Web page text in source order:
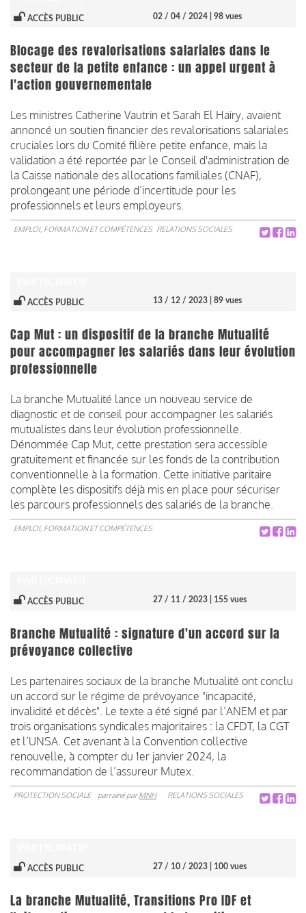
ACCÈS PUBLIC 02 / 04 / 2024 | 98 vues
Blocage des revalorisations salariales dans le
secteur de la petite enfance : un appel urgent à
l'action gouvernementale
Les ministres Catherine Vautrin et Sarah El Haïry, avaient
annoncé un soutien financier des revalorisations salariales
cruciales lors du Comité filière petite enfance, mais la
validation a été reportée par le Conseil d'administration de
la Caisse nationale des allocations familiales (CNAF),
prolongeant une période d’incertitude pour les
professionnels et leurs employeurs.
EMPLOI, FORMATION ET COMPÉTENCES RELATIONS SOCIALES
ACCÈS PUBLIC 13 / 12 / 2023 | 89 vues
Cap Mut : un dispositif de la branche Mutualité
pour accompagner les salariés dans leur évolution
professionnelle
La branche Mutualité lance un nouveau service de
diagnostic et de conseil pour accompagner les salariés
mutualistes dans leur évolution professionnelle.
Dénommée Cap Mut, cette prestation sera accessible
gratuitement et financée sur les fonds de la contribution
conventionnelle à la formation. Cette initiative paritaire
complète les dispositifs déjà mis en place pour sécuriser
les parcours professionnels des salariés de la branche.
EMPLOI, FORMATION ET COMPÉTENCES
ACCÈS PUBLIC 27 / 11 / 2023 | 155 vues
Branche Mutualité : signature d'un accord sur la
prévoyance collective
Les partenaires sociaux de la branche Mutualité ont conclu
un accord sur le régime de prévoyance "incapacité,
invalidité et décès". Le texte a été signé par l’ANEM et par
trois organisations syndicales majoritaires : la CFDT, la CGT
et l’UNSA. Cet avenant à la Convention collective
renouvelle, à compter du 1er janvier 2024, la
recommandation de l’assureur Mutex.
PROTECTION SOCIALE parrainé parMNH RELATIONS SOCIALES
ACCÈS PUBLIC 27 / 10 / 2023 | 100 vues
La branche Mutualité, Transitions Pro IDF et